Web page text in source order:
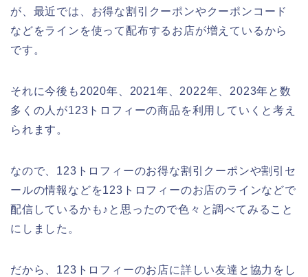
が、最近では、お得な割引クーポンやクーポンコード
などをラインを使って配布するお店が増えているから
です。
それに今後も2020年、2021年、2022年、2023年と数
多くの人が123トロフィーの商品を利用していくと考え
られます。
なので、123トロフィーのお得な割引クーポンや割引セ
ールの情報などを123トロフィーのお店のラインなどで
配信しているかも♪と思ったので色々と調べてみること
にしました。
だから、123トロフィーのお店に詳しい友達と協力をし